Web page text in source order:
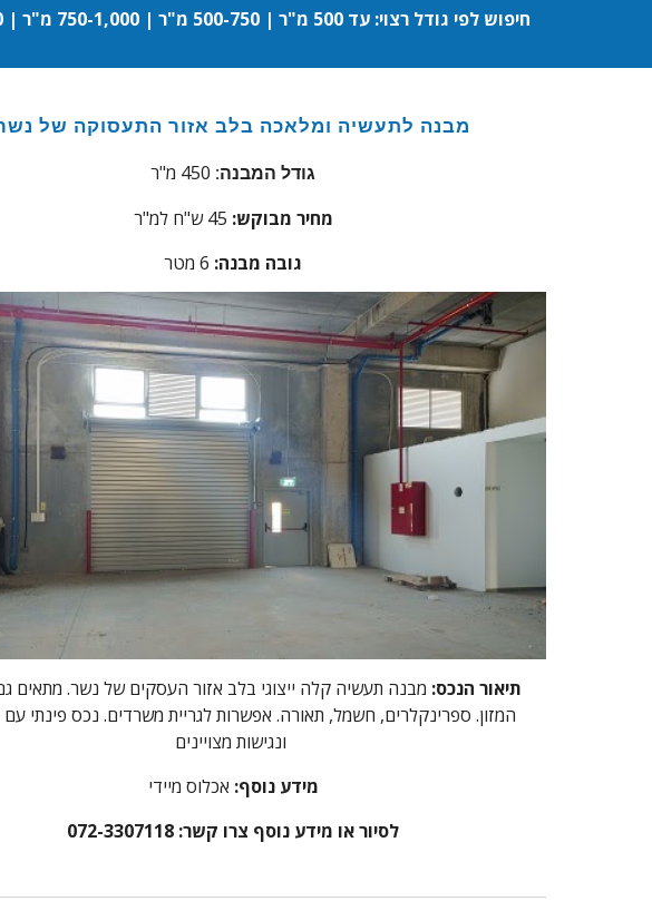
חיפוש לפי גודל רצוי: עד 500 מ"ר | 500-750 מ"ר | 750-1,000 מ"ר | 1,000-1,500 מ"ר | 1,500-2,000 מ"ר | 2,000-3,000 מ"ר | 3,000-5,000 מ"ר | 5,000 מ"ר ויותר
מבנה לתעשיה ומלאכה בלב אזור התעסוקה של
גודל המבנה:
מחיר מבוקש: 45ש"ח למ"ר
גובה מבנה:
תיאור הנכס: מבנה תעשיה קלה ייצוגי בלב אזור העסקים של נשר. מתאים
המזון. ספרינקלרים, חשמל, תאורה. אפשרות לגריית משרדים. נכס פינתי
מידע נוסף: אכלוס מיידי
לסיור או מידע נוסף צרו קשר: 072-3307118